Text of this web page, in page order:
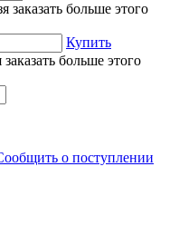
заказать больше этого
Купить
больше этого
о поступлении